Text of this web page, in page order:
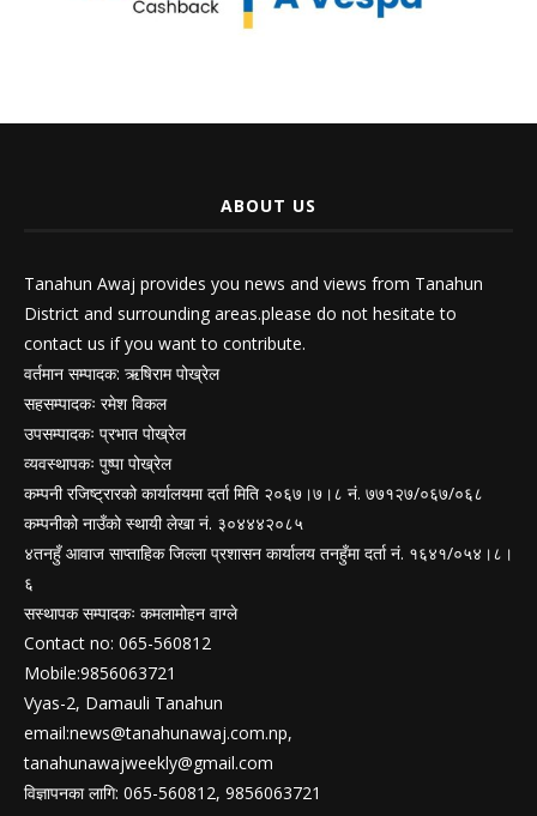
ABOUT US
Tanahun Awaj provides you news and views from Tanahun
District and surrounding areas.please do not hesitate to
contact us if you want to contribute.
वर्तमान सम्पादक: ऋषिराम पोख्रेल
सहसम्पादकः रमेश विकल
उपसम्पादकः प्रभात पोख्रेल
व्यवस्थापकः पुष्पा पोख्रेल
कम्पनी रजिष्ट्रारको कार्यालयमा दर्ता मिति २०६७।७।८ नं. ७७१२७/०६७/०६८
कम्पनीको नाउँको स्थायी लेखा नं. ३०४४४२०८५
४तनहुँ आवाज साप्ताहिक जिल्ला प्रशासन कार्यालय तनहुँमा दर्ता नं. १६४१/०५४।८।
६
सस्थापक सम्पादकः कमलामोहन वाग्ले
Contact no: 065-560812
Mobile:9856063721
Vyas-2, Damauli Tanahun
email:news@tanahunawaj.com.np,
tanahunawajweekly@gmail.com
विज्ञापनका लागि: 065-560812, 9856063721